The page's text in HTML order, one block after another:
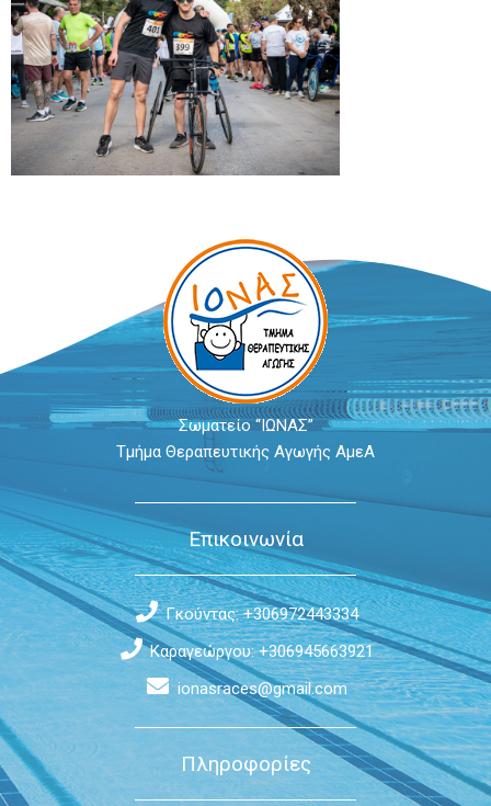
Σωματείο “ΙΩΝΑΣ”
Τμήμα Θεραπευτικής Αγωγής ΑμεΑ
Επικοινωνία
Γκούντας: +306972443334
Καραγεώργου: +306945663921
ionasraces@gmail.com
Πληροφορίες